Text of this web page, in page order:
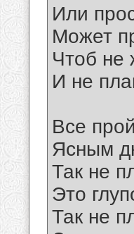
Или
Может
Чтоб не
И не
Все
Ясным
Так не
Это
Так не